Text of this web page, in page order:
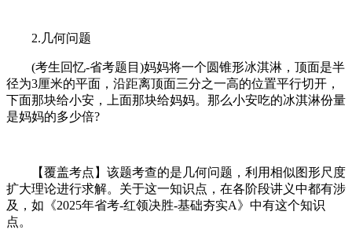
2.几何问题
(考生回忆-省考题目)妈妈将一个圆锥形冰淇淋，顶面是半
径为3厘米的平面，沿距离顶面三分之一高的位置平行切开，
下面那块给小安，上面那块给妈妈。那么小安吃的冰淇淋份量
是妈妈的多少倍?
【覆盖考点】该题考查的是几何问题，利用相似图形尺度
扩大理论进行求解。关于这一知识点，在各阶段讲义中都有涉
及，如《2025年省考-红领决胜-基础夯实A》中有这个知识
点。